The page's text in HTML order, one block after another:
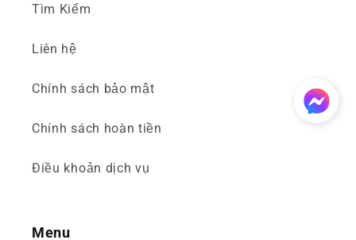
Tìm Kiếm
Liên hệ
Chính sách bảo mật
Chính sách hoàn tiền
Điều khoản dịch vụ
Menu